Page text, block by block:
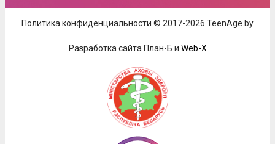
Политика конфиденциальности © 2017-2026 TeenAge.by
Разработка сайта План-Б и Web-X